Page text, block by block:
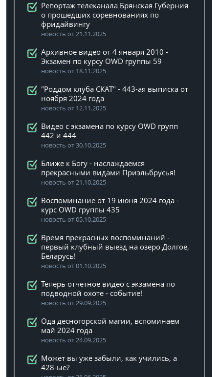
Репортаж телеканала Брянская Губерния
о прошедших соревнованиях по
фридайвингу
новость от 21.11.2025
Архивное видео от 4 января 2010 -
Экзамен по курсу OWD группы 59
новость от 18.11.2025
"Роддом клуба СКАТ" - 443-ая выписка от
ноября 2024 года
новость от 12.11.2025
Видео с экзамена по курсу OWD групп
442 и 444
новость от 30.10.2025
Ближе к Богу - наслаждаемся
прекрасными видами Приэльбрусья!
новость от 21.10.2025
Воспоминание от 19 июня 2024 года -
курс OWD группы 435
новость от 05.10.2025
Время прекрасных воспоминаний -
первый клубный выезд на озеро Долгое,
Беларусь!
новость от 01.10.2025
Теперь отчетное видео с экзамена по
подводной охоте - событие!
новость от 29.09.2025
Ода десногорской магии, вспоминаем
май 2024 года
новость от 24.09.2025
Может вы уже забыли, как учились, а
428-ые?